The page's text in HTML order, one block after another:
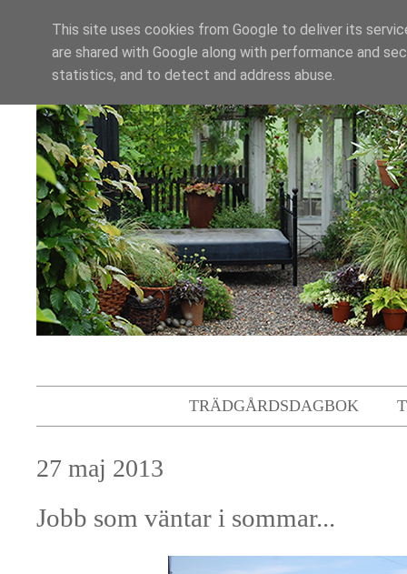
TRÄDGÅRDSDAGBOK
27 maj 2013
Jobb som väntar i sommar...
This site uses cookies from Google to deliver its
are shared with Google along with performance and
statistics, and to detect and address abuse.